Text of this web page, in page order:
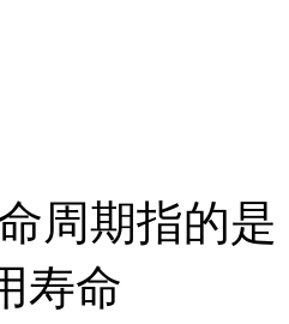
，7
，11
命周期指
使用